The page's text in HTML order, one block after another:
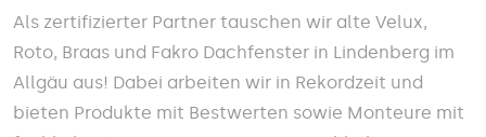
Als zertifizierter Partner tauschen wir alte Velux,
Roto, Braas und Fakro Dachfenster in Lindenberg im
Allgäu aus! Dabei arbeiten wir in Rekordzeit und
bieten Produkte mit Bestwerten sowie Monteure mit